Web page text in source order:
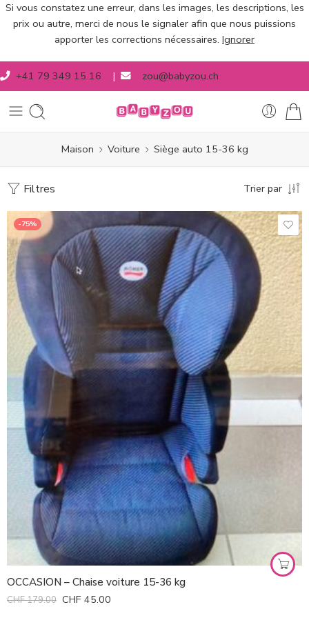
Si vous constatez une erreur, dans les images, les descriptions, les
prix ou autre, merci de nous le signaler afin que nous puissions
apporter les corrections nécessaires. Ignorer
+41 79 349 15 16 | zou@babyzou.ch
Maison Voiture Siège auto 15-36 kg
Filtres Trier par
-75%
OCCASION – Chaise voiture 15-36 kg
CHF179.00 CHF 45.00